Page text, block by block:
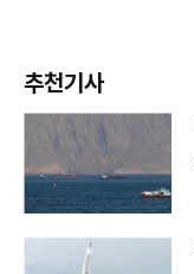
추천기사